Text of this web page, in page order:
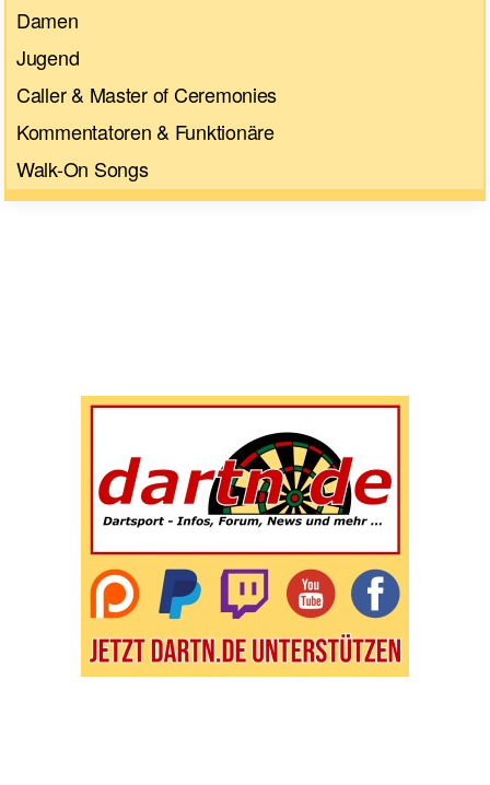
Damen
Jugend
Caller & Master of Ceremonies
Kommentatoren & Funktionäre
Walk-On Songs